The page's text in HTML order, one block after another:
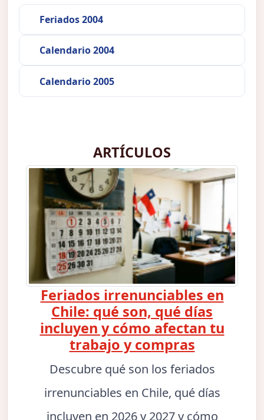
Feriados 2004
Calendario 2004
Calendario 2005
ARTÍCULOS
Feriados irrenunciables en
Chile: qué son, qué días
incluyen y cómo afectan tu
trabajo y compras
Descubre qué son los feriados
irrenunciables en Chile, qué días
incluyen en 2026 y 2027 y cómo